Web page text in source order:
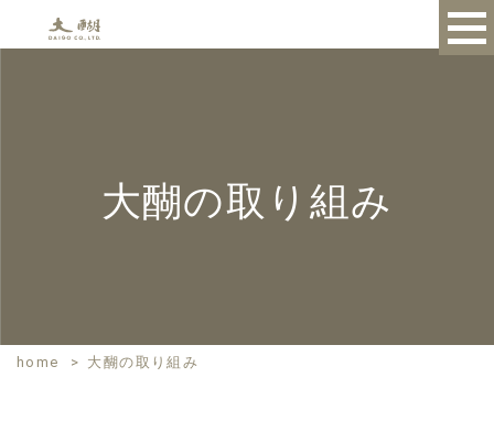
大醐の取り組み
home > 大醐の取り組み